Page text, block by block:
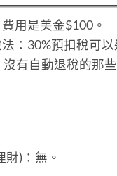
費用是美金$100。
：30%預扣稅可
有自動退稅的那
財)：無。